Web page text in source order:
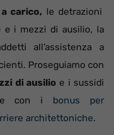
carico, le detrazioni
e i mezzi di ausilio, la
all’assistenza a
Proseguiamo con
di ausilio e i sussidi
e con i bonus per
architettoniche.